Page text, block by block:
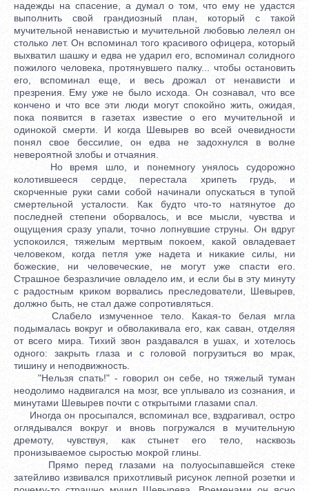
надежды на спасение, а думал о том, что ему не удастся
выполнить свой грандиозный план, который с такой
мучительной ненавистью и мучительной любовью лелеял он
столько лет. Он вспоминал того красивого офицера, который
выхватил шашку и едва не ударил его, вспоминал солидного
пожилого человека, протянувшего палку... чтобы остановить
его, вспоминал еще, и весь дрожал от ненависти и
презрения. Ему уже не было исхода. Он сознавал, что все
кончено и что все эти люди могут спокойно жить, ожидая,
пока появится в газетах известие о его мучительной и
одинокой смерти. И когда Шевырев во всей очевидности
понял свое бессилие, он едва не задохнулся в волне
невероятной злобы и отчаяния.
Но время шло, и понемногу унялось судорожно
колотившееся сердце, перестала хрипеть грудь, и
скорченные руки сами собой начинали опускаться в тупой
смертельной усталости. Как будто что-то натянутое до
последней степени оборвалось, и все мысли, чувства и
ощущения сразу упали, точно лопнувшие струны. Он вдруг
успокоился, тяжелым мертвым покоем, какой овладевает
человеком, когда петля уже надета и никакие силы, ни
божеские, ни человеческие, не могут уже спасти его.
Страшное безразличие овладело им, и если бы в эту минуту
с радостным криком ворвались преследователи, Шевырев,
должно быть, не стал даже сопротивляться.
Слабело измученное тело. Какая-то белая мгла
подымалась вокруг и обволакивала его, как саван, отделяя
от всего мира. Тихий звон раздавался в ушах, и хотелось
одного: закрыть глаза и с головой погрузиться во мрак,
тишину и неподвижность.
"Нельзя спать!" - говорил он себе, но тяжелый туман
неодолимо надвигался на мозг, все уплывало из сознания, и
минутами Шевырев почти с открытыми глазами спал.
Иногда он просыпался, вспоминал все, вздрагивал, остро
оглядывался вокруг и вновь погружался в мучительную
дремоту, чувствуя, как стынет его тело, насквозь
пронизываемое сыростью мокрой глины.
Прямо перед глазами на полуосыпавшейся стеке
затейливо извивался прихотливый рисунок лепной розетки и